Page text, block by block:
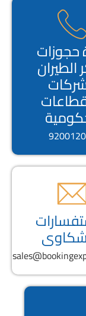
حجوزات
الطيران